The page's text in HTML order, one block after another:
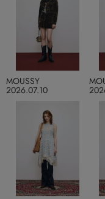
2026.07.10
MOUSSY